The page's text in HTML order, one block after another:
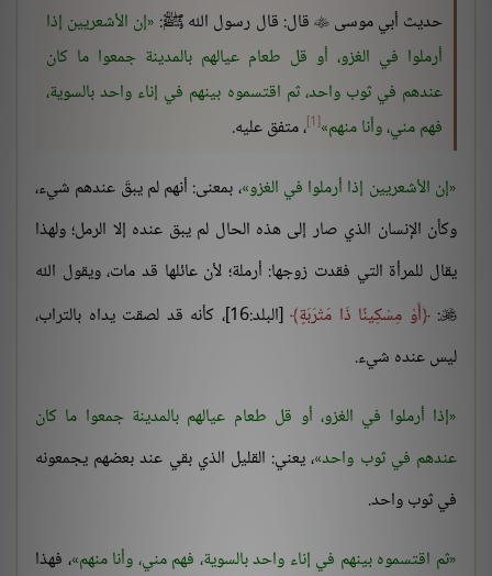
حديث أبي موسى قال: قال رسول الله ﷺ: إن الأشعريين إذا
أرملوا في الغزو، أو قل طعام عيالهم بالمدينة جمعوا ما كان
عندهم في ثوب واحد، ثم اقتسموه بينهم في إناء واحد بالسوية،
فهم مني، وأنا منهم [1] ، متفق عليه.
إن الأشعريين إذا أرملوا في الغزو ، بمعنى: أنهم لم يبقَ عندهم شيء،
وكأن الإنسان الذي صار إلى هذه الحال لم يبق عنده إلا الرمل؛ ولهذا
يقال للمرأة التي فقدت زوجها: أرملة؛ لأن عائلها قد مات، ويقول الله

: أَوْ مِسْكِينًا ذَا مَتْرَبَةٍ
[البلد:16]، كأنه قد لصقت يداه بالتراب،
ليس عنده شيء.
إذا أرملوا في الغزو، أو قل طعام عيالهم بالمدينة جمعوا ما كان
عندهم في ثوب واحد ، يعني: القليل الذي بقي عند بعضهم يجمعونه
في ثوب واحد.
ثم اقتسموه بينهم في إناء واحد بالسوية، فهم مني، وأنا منهم ، فهذا